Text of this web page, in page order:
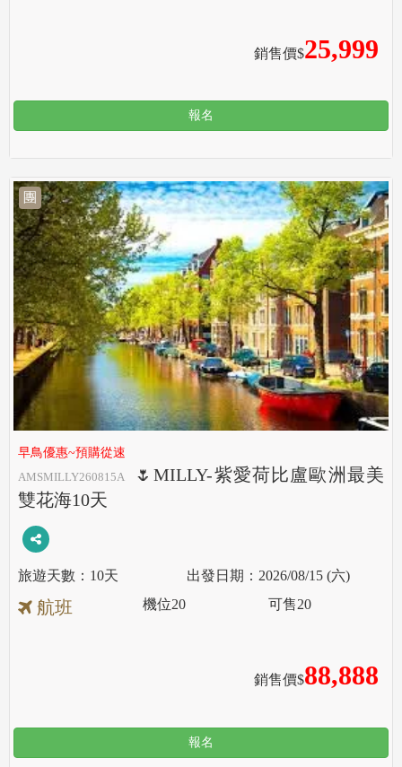
銷售價$25,999
報名
團
早鳥優惠~預購從速
AMSMILLY260815A
🌷MILLY-紫愛荷比盧歐洲最美
雙花海10天
10天 2026/08/15 (六)
航班
銷售價$88,888
機位20 可售20
報名